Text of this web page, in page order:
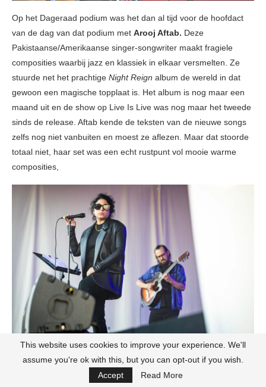
Op het Dageraad podium was het dan al tijd voor de hoofdact
van de dag van dat podium met Arooj Aftab. Deze
Pakistaanse/Amerikaanse singer-songwriter maakt fragiele
composities waarbij jazz en klassiek in elkaar versmelten. Ze
stuurde net het prachtige Night Reign album de wereld in dat
gewoon een magische topplaat is. Het album is nog maar een
maand uit en de show op Live Is Live was nog maar het tweede
sinds de release. Aftab kende de teksten van de nieuwe songs
zelfs nog niet vanbuiten en moest ze aflezen. Maar dat stoorde
totaal niet, haar set was een echt rustpunt vol mooie warme
composities,
Arooj had de geweldige gitaristGyan Riley(een jazz gitarist die
samen gespeeld heeft met onder andereLou Reed, John
This website uses cookies to improve your experience. We'll
assume you're ok with this, but you can opt-out if you wish.
Accept
Read More